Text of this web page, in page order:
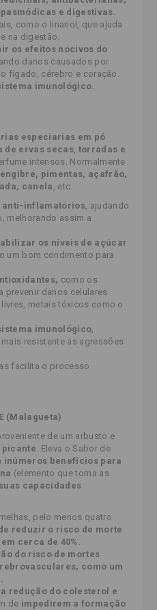
e digestivas.
como o linanol, que ajuda
na digestão.
os efeitos nocivos do
danos causados por
fígado, cérebro e coração.
imunológico.
especiarias em pó
de ervas secas, torradas e
intensos. Normalmente
pimentas, açafrão,
canela , etc.
anti-inflamatórios, ajudando
melhorando assim a
os níveis de açúcar
um bom condimento para
como os
prevenir danos celulares
metais tóxicos como o
imunológico,
resistente às agressões
facilita o processo
(Malagueta)
de um arbusto e
picante. Eleva o Sabor de
inúmeros benefícios para
(elemento que torna as
capacidades
pelo menos quatro
reduzir o risco de morte
cerca de 40%.
do risco de mortes
como um
redução do colesterol e
de impedirem a formação